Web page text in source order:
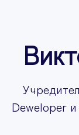
Deweloper